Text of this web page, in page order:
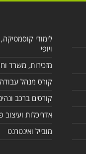
לימודי
ויופי
מזכירות, משרד
קורס מנהל עבודה
קורסים ברכב
אדריכלות ועיצוב
מובייל ואינטרנט